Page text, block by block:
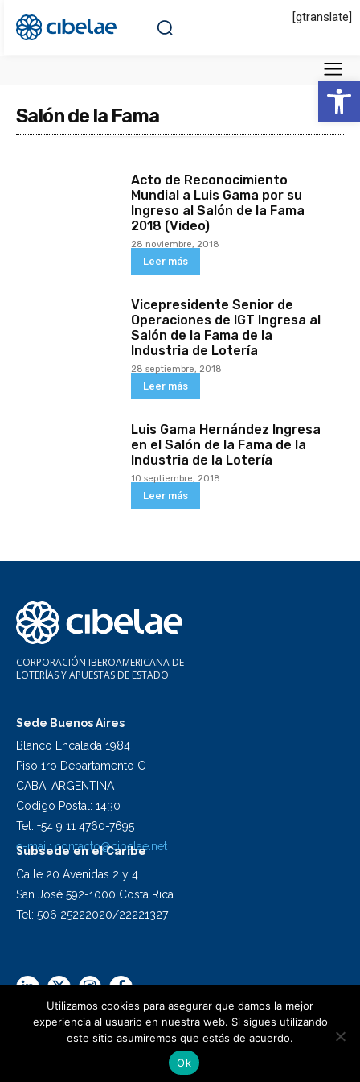
Abrir
[gtranslate]
Salón de la Fama
Acto de Reconocimiento
Mundial a Luis Gama por su
Ingreso al Salón de la Fama
2018 (Video)
28 noviembre, 2018
Leer más
Vicepresidente Senior de
Operaciones de IGT Ingresa al
Salón de la Fama de la
Industria de Lotería
28 septiembre, 2018
Leer más
Luis Gama Hernández Ingresa
en el Salón de la Fama de la
Industria de la Lotería
10 septiembre, 2018
Leer más
CORPORACIÓN IBEROAMERICANA DE
LOTERÍAS Y APUESTAS DE ESTADO
Sede Buenos Aires
Blanco Encalada 1984
Piso 1ro Departamento C
CABA, ARGENTINA
Codigo Postal: 1430
Tel: +54 9 11 4760-7695
e-mail:contacto@cibelae.net
Subsede en el Caribe
Calle 20 Avenidas 2 y 4
San José 592-1000 Costa Rica
Tel: 506 25222020/22221327
2024 Cibelae | Todos los derechos reservados
Utilizamos cookies para asegurar que damos la mejor
experiencia al usuario en nuestra web. Si sigues utilizando
este sitio asumiremos que estás de acuerdo.
Ok